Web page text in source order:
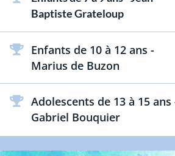
Baptiste Grateloup
Enfants de 10 à 12 ans -
Marius de Buzon
Adolescents de 13 à 15 ans
Gabriel Bouquier